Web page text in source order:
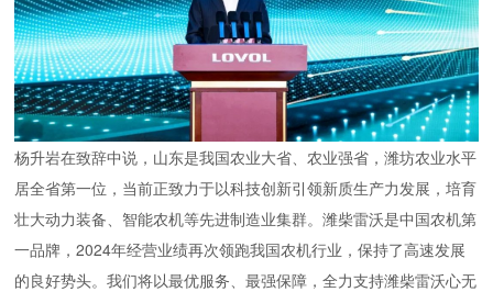
杨升岩在致辞中说，山东是我国农业大省、农业强省，潍坊农业水平
居全省第一位，当前正致力于以科技创新引领新质生产力发展，培育
壮大动力装备、智能农机等先进制造业集群。潍柴雷沃是中国农机第
一品牌，2024年经营业绩再次领跑我国农机行业，保持了高速发展
的良好势头。我们将以最优服务、最强保障，全力支持潍柴雷沃心无